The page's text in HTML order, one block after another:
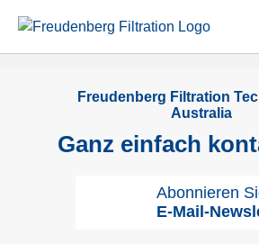
Freudenberg Filtration
Australia
Ganz einfach
Abonnieren
E-Mail-